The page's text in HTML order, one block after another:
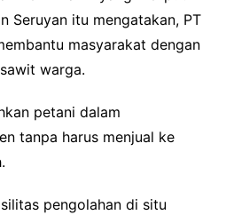
Seruyan itu mengatakan, PT
masyarakat dengan
warga.
petani dalam
tanpa harus menjual ke
pengolahan di situ